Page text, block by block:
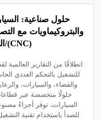
حلول صناعية:
والبتروكيماويات مع
(CNC)/القولبة بالحقن
انطلاقًا من التقارير العالمية
حلولًا متخصصة عبر
السيارات، توفر أجزاءً
للصدأ باستخدام تقنية